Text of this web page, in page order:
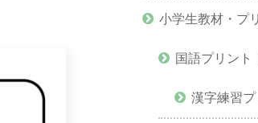
小学生教材・プ
国語プリント
漢字練習